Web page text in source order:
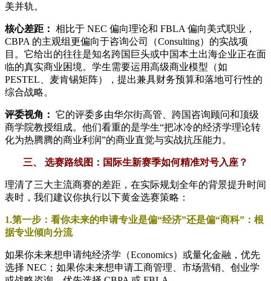
美并轨。
核心差距： 相比于 NEC 偏向理论和 FBLA 偏向美式职业，
CBPA 的主观组更偏向于咨询公司（Consulting）的实战项
目。它给出的往往是知名跨国巨头或中国本土出海企业正在面
临的真实商业困境。学生需要运用高级商业模型（如
PESTEL、麦肯锡矩阵），提出兼具财务预算和落地可行性的
综合战略。
评委视角： 它的评委多由华尔街高管、跨国咨询顾问和顶级
商学院教授组成。他们看重的是学生“把冰冷的经济学理论转
化为热腾腾的商业利润”的商业直觉与实战抗压能力。
三、 选赛路线图：国际生新赛季如何精准对号入座？
理清了三大主流商赛的差距，在实际规划全年的背景提升时间
表时，我们建议你执行以下黄金选赛策略：
1.第一步：看你未来的申请专业是偏“经济”还是偏“商科”：根
据专业倾向分流
如果你未来想申请纯经济学（Economics）或量化金融，优先
选择 NEC；如果你未来想申请工商管理、市场营销、创业学